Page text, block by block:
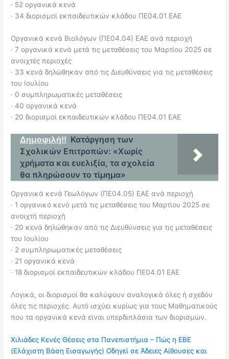
· 52 οργανικά κενά
· 34 διορισμοί εκπαιδευτικών κλάδου ΠΕ04.01 ΕΑΕ
Οργανικά κενά Βιολόγων (ΠΕ04.04) ΕΑΕ ανά περιοχή
· 7 οργανικά κενά μετά τις μεταθέσεις του Μαρτίου 2025 σε
ανοιχτές περιοχές
· 33 κενά δηλώθηκαν από τις Διευθύνσεις για τις μεταθέσεις
του Ιουλίου
· 0 συμπληρωματικές μεταθέσεις
· 40 οργανικά κενά
· 20 διορισμοί εκπαιδευτικών κλάδου ΠΕ04.01 ΕΑΕ
Δημοφιλή!! Κατάργηση των
Σχολικών Επιτροπών: «Χωρίς
χρήματα και ευελιξία, τα σχολεία
θα πληρώσουν το τίμημα»
Οργανικά κενά Γεωλόγων (ΠΕ04.05) ΕΑΕ ανά περιοχή
· 1 οργανικό κενό μετά τις μεταθέσεις του Μαρτίου 2025 σε
ανοιχτή περιοχή
· 20 κενά δηλώθηκαν από τις Διευθύνσεις για τις μεταθέσεις
του Ιουλίου
· 2 συμπληρωματικές μεταθέσεις
· 21 οργανικά κενά
· 18 διορισμοί εκπαιδευτικών κλάδου ΠΕ04.01 ΕΑΕ
Λογικά, οι διορισμοί θα καλύψουν αναλογικά όλες ή σχεδόν
όλες τις περιοχές. Αυτό ισχύει κυρίως για τους Μαθηματικούς
που τα οργανικά κενά είναι υπερδιπλάσια των διορισμών.
Χιλιάδες Κενές Θέσεις στα Πανεπιστήμια – Πώς η ΕΒΕ
(Ελάχιστη Βάση Εισαγωγής) Οδηγεί σε Άδειες Αίθουσες και